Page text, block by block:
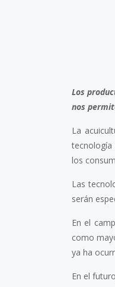
Los
nos
La
tecnología
los
Las
serán
En el
como
ya ha
En el